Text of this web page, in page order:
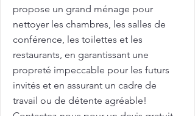
propose un grand ménage pour
nettoyer les chambres, les salles de
conférence, les toilettes et les
restaurants, en garantissant une
propreté impeccable pour les futurs
invités et en assurant un cadre de
travail ou de détente agréable!